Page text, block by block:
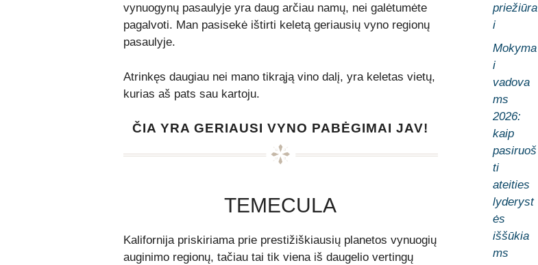
vynuogynų pasaulyje yra daug arčiau namų, nei galėtumėte
pagalvoti. Man pasisekė ištirti keletą geriausių vyno regionų
pasaulyje.
Atrinkęs daugiau nei mano tikrąją vino dalį, yra keletas vietų,
kurias aš pats sau kartoju.
ČIA YRA GERIAUSI VYNO PABĖGIMAI JAV!
TEMECULA
Kalifornija priskiriama prie prestižiškiausių planetos vynuogių
auginimo regionų, tačiau tai tik viena iš daugelio vertingų
priežiūra
i
Mokyma
i
vadova
ms
2026:
kaip
pasiruoš
ti
ateities
lyderyst
ės
iššūkia
ms